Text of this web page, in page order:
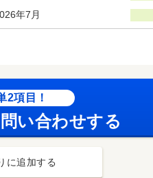
年7月
2項目！
い合わせする
に追加する